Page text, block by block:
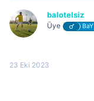
balotelsiz
Üye BaY
23 Eki 2023